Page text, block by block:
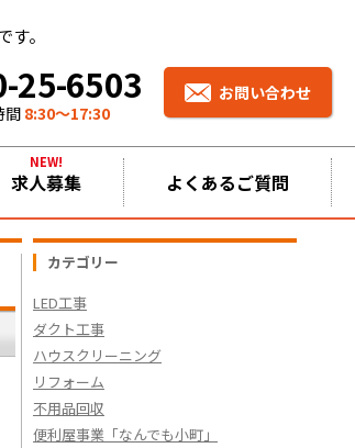
。
25-6503
間 8:30〜17:30
お問い合わせ
求人募集
NEW!
よくあるご質問
カテゴリー
LED工事
ダクト工事
ハウスクリーニング
リフォーム
不用品回収
便利屋事業「なんでも小町」